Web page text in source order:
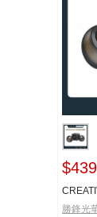
藍牙
勝鋒光